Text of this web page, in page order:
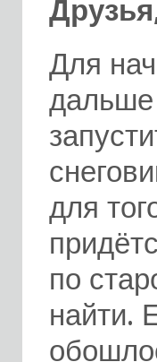
Для
дальше
для
по
найти.